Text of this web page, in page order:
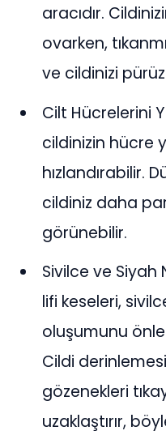
aracıdır.
ovarken,
ve cildinizi
Cilt Hücrelerini
cildinizin hücre
hızlandırabilir.
cildiniz daha
görünebilir.
Sivilce ve Siyah
lifi keseleri,
oluşumunu
Cildi
gözenekleri
uzaklaştırır,